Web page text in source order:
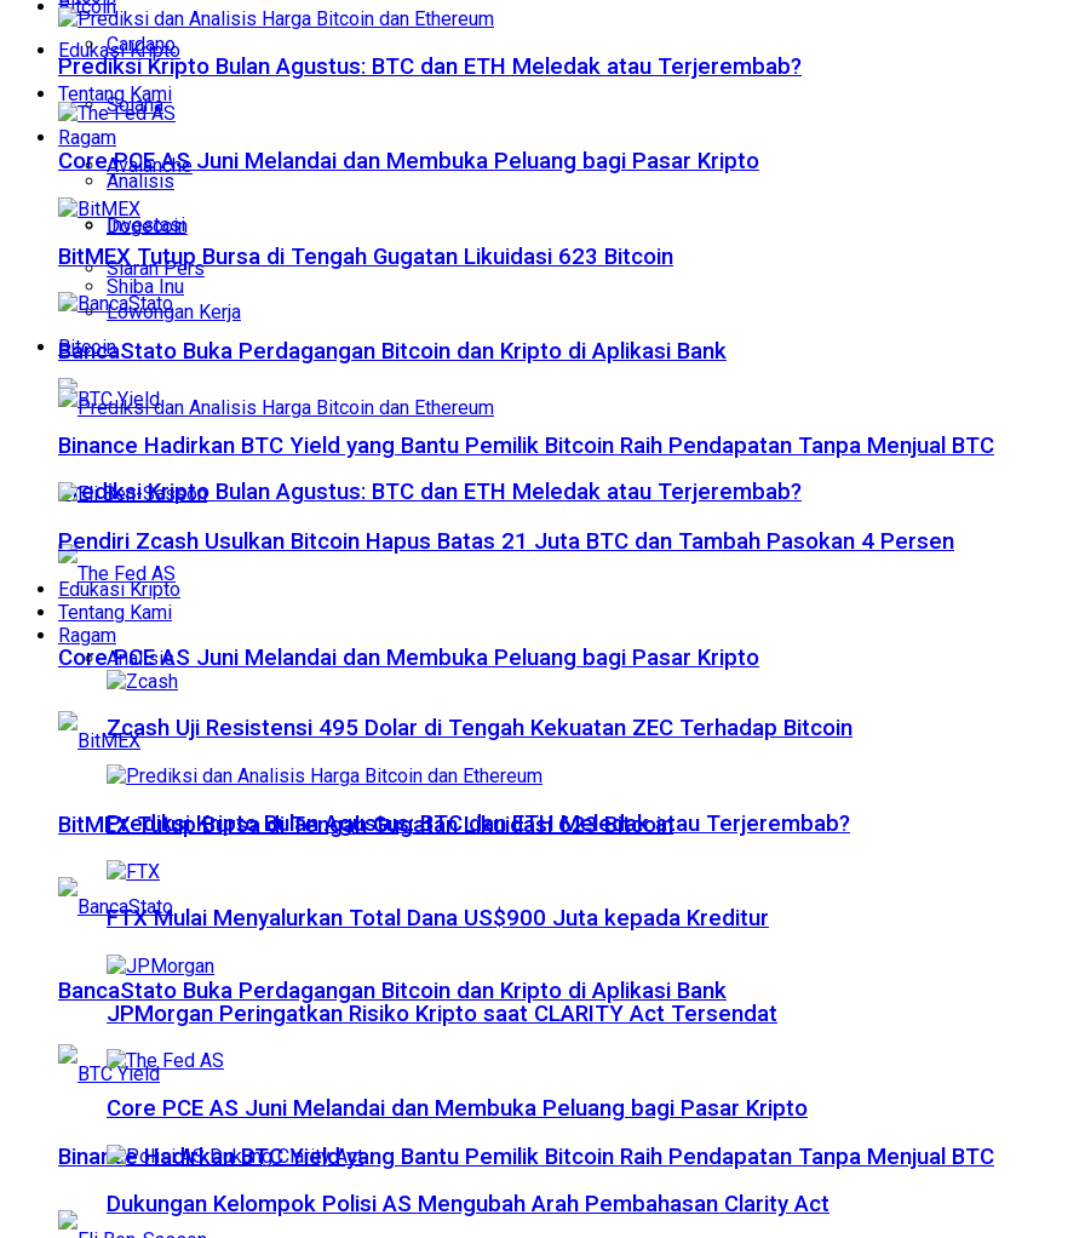
Bitcoin
Edukasi Kripto
Tentang Kami
Ragam
Analisis
Investasi
Siaran Pers
Lowongan Kerja
Cardano
Solana
Avalanche
Dogecoin
Shiba Inu
Bitcoin
Prediksi Kripto Bulan Agustus: BTC dan ETH Meledak atau Terjerembab?
Core PCE AS Juni Melandai dan Membuka Peluang bagi Pasar Kripto
BitMEX Tutup Bursa di Tengah Gugatan Likuidasi 623 Bitcoin
BancaStato Buka Perdagangan Bitcoin dan Kripto di Aplikasi Bank
Binance Hadirkan BTC Yield yang Bantu Pemilik Bitcoin Raih Pendapatan Tanpa Menjual BTC
Prediksi Kripto Bulan Agustus: BTC dan ETH Meledak atau Terjerembab?
Core PCE AS Juni Melandai dan Membuka Peluang bagi Pasar Kripto
BitMEX Tutup Bursa di Tengah Gugatan Likuidasi 623 Bitcoin
BancaStato Buka Perdagangan Bitcoin dan Kripto di Aplikasi Bank
Binance Hadirkan BTC Yield yang Bantu Pemilik Bitcoin Raih Pendapatan Tanpa Menjual BTC
Pendiri Zcash Usulkan Bitcoin Hapus Batas 21 Juta BTC dan Tambah Pasokan 4 Persen
Edukasi Kripto
Tentang Kami
Ragam
Analisis
Zcash Uji Resistensi 495 Dolar di Tengah Kekuatan ZEC Terhadap Bitcoin
Prediksi Kripto Bulan Agustus: BTC dan ETH Meledak atau Terjerembab?
FTX Mulai Menyalurkan Total Dana US$900 Juta kepada Kreditur
JPMorgan Peringatkan Risiko Kripto saat CLARITY Act Tersendat
Core PCE AS Juni Melandai dan Membuka Peluang bagi Pasar Kripto
Dukungan Kelompok Polisi AS Mengubah Arah Pembahasan Clarity Act